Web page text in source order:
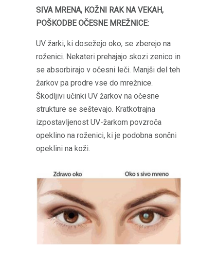
SIVA MRENA, KOŽNI RAK NA VEKAH,
POŠKODBE OČESNE MREŽNICE:
UV žarki, ki dosežejo oko, se zberejo na
roženici. Nekateri prehajajo skozi zenico in
se absorbirajo v očesni leči. Manjši del teh
žarkov pa prodre vse do mrežnice.
Škodljivi učinki UV žarkov na očesne
strukture se seštevajo. Kratkotrajna
izpostavljenost UV-žarkom povzroča
opeklino na roženici, ki je podobna sončni
opeklini na koži.